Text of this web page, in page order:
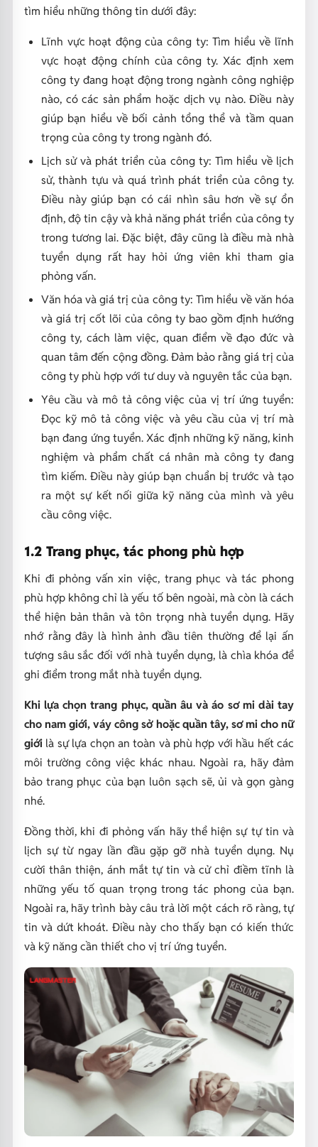
tìm hiểu những thông tin dưới đây:
Lĩnh vực hoạt động của công ty: Tìm hiểu về lĩnh
vực hoạt động chính của công ty. Xác định xem
công ty đang hoạt động trong ngành công nghiệp
nào, có các sản phẩm hoặc dịch vụ nào. Điều này
giúp bạn hiểu về bối cảnh tổng thể và tầm quan
trọng của công ty trong ngành đó.
Lịch sử và phát triển của công ty: Tìm hiểu về lịch
sử, thành tựu và quá trình phát triển của công ty.
Điều này giúp bạn có cái nhìn sâu hơn về sự ổn
định, độ tin cậy và khả năng phát triển của công ty
trong tương lai. Đặc biệt, đây cũng là điều mà nhà
tuyển dụng rất hay hỏi ứng viên khi tham gia
phỏng vấn.
Văn hóa và giá trị của công ty: Tìm hiểu về văn hóa
và giá trị cốt lõi của công ty bao gồm định hướng
công ty, cách làm việc, quan điểm về đạo đức và
quan tâm đến cộng đồng. Đảm bảo rằng giá trị của
công ty phù hợp với tư duy và nguyên tắc của bạn.
Yêu cầu và mô tả công việc của vị trí ứng tuyển:
Đọc kỹ mô tả công việc và yêu cầu của vị trí mà
bạn đang ứng tuyển. Xác định những kỹ năng, kinh
nghiệm và phẩm chất cá nhân mà công ty đang
tìm kiếm. Điều này giúp bạn chuẩn bị trước và tạo
ra một sự kết nối giữa kỹ năng của mình và yêu
cầu công việc.
1.2 Trang phục, tác phong phù hợp
Khi đi phỏng vấn xin việc, trang phục và tác phong
phù hợp không chỉ là yếu tố bên ngoài, mà còn là cách
thể hiện bản thân và tôn trọng nhà tuyển dụng. Hãy
nhớ rằng đây là hình ảnh đầu tiên thường để lại ấn
tượng sâu sắc đối với nhà tuyển dụng, là chìa khóa để
ghi điểm trong mắt nhà tuyển dụng.
Khi lựa chọn trang phục, quần âu và áo sơ mi dài tay
cho nam giới, váy công sở hoặc quần tây, sơ mi cho nữ
giớilà sự lựa chọn an toàn và phù hợp với hầu hết các
môi trường công việc khác nhau. Ngoài ra, hãy đảm
bảo trang phục của bạn luôn sạch sẽ, ủi và gọn gàng
nhé.
Đồng thời, khi đi phỏng vấn hãy thể hiện sự tự tin và
lịch sự từ ngay lần đầu gặp gỡ nhà tuyển dụng. Nụ
cười thân thiện, ánh mắt tự tin và cử chỉ điềm tĩnh là
những yếu tố quan trọng trong tác phong của bạn.
Ngoài ra, hãy trình bày câu trả lời một cách rõ ràng, tự
tin và dứt khoát. Điều này cho thấy bạn có kiến thức
và kỹ năng cần thiết cho vị trí ứng tuyển.